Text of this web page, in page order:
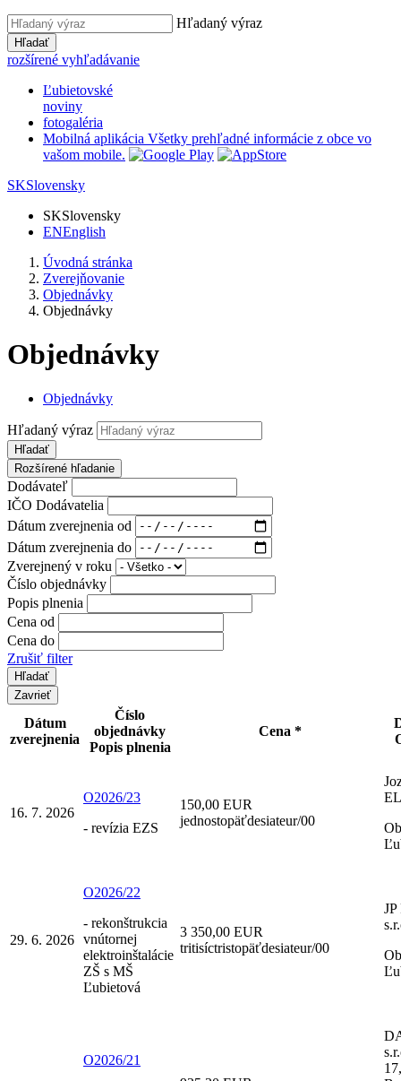
Hľadaný výraz
Hľadať
rozšírené vyhľadávanie
Ľubietovské
noviny
fotogaléria
Mobilná aplikácia Všetky prehľadné informácie z obce vo
vašom mobile.
SKSlovensky
SKSlovensky
ENEnglish
Úvodná stránka
Zverejňovanie
Objednávky
Objednávky
Objednávky
Objednávky
Hľadaný výraz
Hľadať
Rozšírené hľadanie
Dodávateľ
IČO Dodávatelia
Dátum zverejnenia od
Dátum zverejnenia do
Zverejnený v roku
Číslo objednávky
Popis plnenia
Cena od
Cena do
Zrušiť filter
Zavrieť
Dátum
zverejnenia
Číslo
objednávky
Popis plnenia
Cena *
16. 7. 2026
O2026/23
- revízia EZS
150,00 EUR
jednostopäťdesiateur/00
29. 6. 2026
O2026/22
- rekonštrukcia
vnútornej
elektroinštalácie
ZŠ s MŠ
Ľubietová
3 350,00 EUR
tritisíctristopäťdesiateur/00
O2026/21